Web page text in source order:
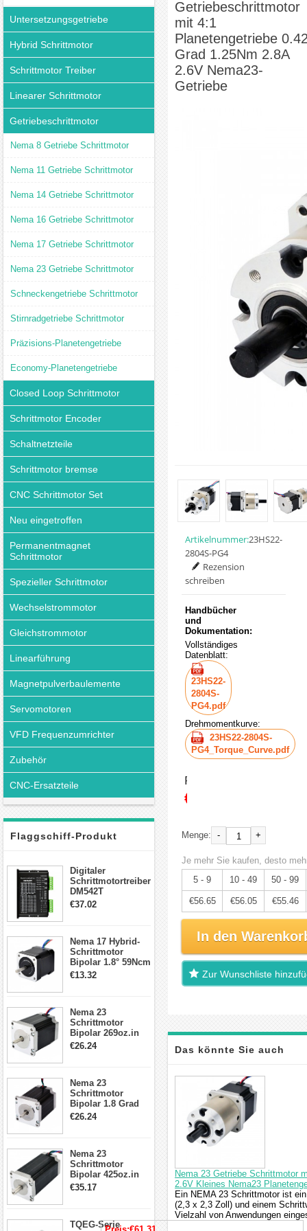
Untersetzungsgetriebe
Hybrid Schrittmotor
Schrittmotor Treiber
Linearer Schrittmotor
Getriebeschrittmotor
Nema 8 Getriebe Schrittmotor
Nema 11 Getriebe Schrittmotor
Nema 14 Getriebe Schrittmotor
Nema 16 Getriebe Schrittmotor
Nema 17 Getriebe Schrittmotor
Nema 23 Getriebe Schrittmotor
Schneckengetriebe Schrittmotor
Stirnradgetriebe Schrittmotor
Präzisions-Planetengetriebe
Economy-Planetengetriebe
Closed Loop Schrittmotor
Schrittmotor Encoder
Schaltnetzteile
Schrittmotor bremse
CNC Schrittmotor Set
Neu eingetroffen
Permanentmagnet
Schrittmotor
Spezieller Schrittmotor
Wechselstrommotor
Gleichstrommotor
Linearführung
Magnetpulverbaulemente
Servomotoren
VFD Frequenzumrichter
Zubehör
CNC-Ersatzteile
Flaggschiff-Produkt
Digitaler
Schrittmotortreiber
DM542T
Schrittmotor
Schrittmotor
€37.02
Nema 17 Hybrid-
Schrittmotor
Bipolar 1.8° 59Ncm
2A 4 Drähte mit 1m
€13.32
Nema 23
Schrittmotor
Bipolar 269oz.in
2,8A 57x57x76mm
€26.24
Nema 23
Schrittmotor
Bipolar 1.8 Grad
1.9Nm 3A 3.36V 4
€26.24
Nema 23
Schrittmotor
Bipolar 425oz.in
4.2A 57x57x114mm
€35.17
TQEG-Serie
Getriebeschrittmotor
mit 4:1
Planetengetriebe
Grad 1.25Nm 2.8A
2.6V Nema23-
Getriebe
Artikelnummer:23HS22-
2804S-PG4
Rezension
schreiben
Handbücher
und
Dokumentation:
Vollständiges
Datenblatt:
23HS22-
2804S-
PG4.pdf
Drehmomentkurve:
23HS22-2804S-
PG4_Torque_Curve.pdf
Preis:
€59.63
Menge: - +
Je mehr Sie kaufen, desto
5 - 9
10 - 49 50 - 99
€56.65 €56.05 €55.46
In den
Zur Wunschliste
Das könnte Sie auch
interessieren
Nema 23 Getriebe Schrittmotor
2.6V Kleines Nema23
Ein NEMA 23 Schrittmotor ist
(2,3 x 2,3 Zoll) und einem
Vielzahl von Anwendungen